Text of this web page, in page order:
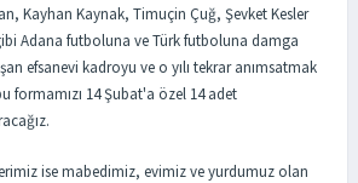
Kayhan Kaynak, Timuçin Çuğ, Şevket Kesler
Adana futboluna ve Türk futboluna damga
efsanevi kadroyu ve o yılı tekrar anımsatmak
formamızı 14 Şubat'a özel 14 adet
ise mabedimiz, evimiz ve yurdumuz olan